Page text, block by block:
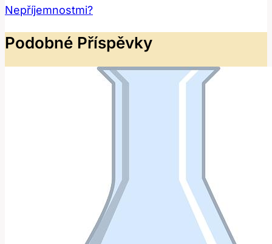
Nepříjemnostmi?
Podobné Příspěvky